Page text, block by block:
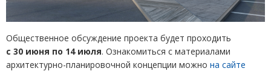
Общественное обсуждение проекта будет проходить
с 30 июня по 14 июля. Ознакомиться с материалами
архитектурно-планировочной концепции можно на сайте